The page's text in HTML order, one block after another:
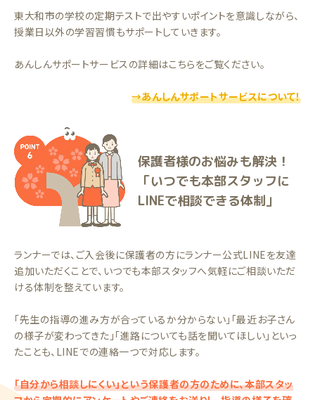
東大和市の学校の定期テストで出やすいポイントを意識しながら、
授業日以外の学習習慣もサポートしていきます。
あんしんサポートサービスの詳細はこちらをご覧ください。
→あんしんサポートサービスについて！
保護者様のお悩みも解決！
「いつでも本部スタッフに
LINEで相談できる体制」
ランナーでは、ご入会後に保護者の方にランナー公式LINEを友達
追加いただくことで、いつでも本部スタッフへ気軽にご相談いただ
ける体制を整えています。
「先生の指導の進み方が合っているか分からない」「最近お子さん
の様子が変わってきた」「進路についても話を聞いてほしい」といっ
たことも、LINEでの連絡一つで対応します。
「自分から相談しにくい」という保護者の方のために、本部スタッ